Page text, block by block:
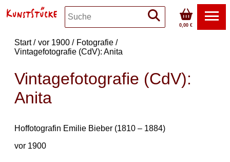
0,00 €
Start vor 1900
Fotografie
Vintagefotografie (CdV): Anita
Vintagefotografie (CdV):
Anita
Hoffotografin Emilie Bieber (1810 – 1884)
vor 1900